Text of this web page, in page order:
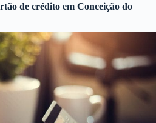
de crédito em Conceição do